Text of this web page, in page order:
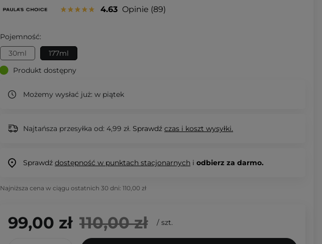
4.63 Opinie 89
Pojemność:
30ml
177ml
Produkt dostępny
Możemy wysłać już: w piątek
Najtańsza przesyłka od: 4,99 zł. Sprawdź czas i koszt wysyłki.
Sprawdź dostępność w punktach stacjonarnych i odbierz za darmo.
Najniższa cena w ciągu ostatnich 30 dni: 110,00 zł
99,00 zł 110,00 zł / szt.